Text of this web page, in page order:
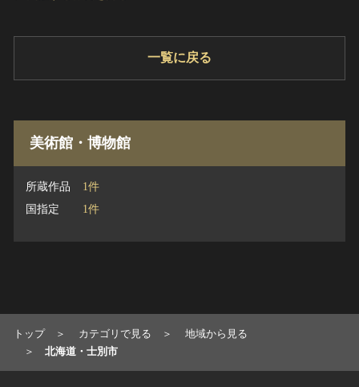
一覧に戻る
美術館・博物館
所蔵作品
1件
国指定
1件
トップ カテゴリで見る
地域から見る
北海道・士別市